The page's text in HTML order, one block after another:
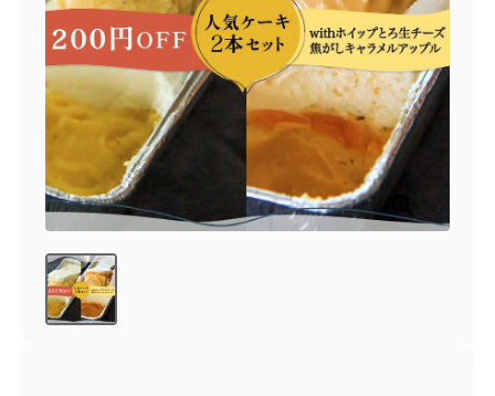
とろ生ガトーショコラ
とろ生 まとめ買いお得
セット
お中元
紅茶toroaTea
とろ生チーズケーキ
濃抹茶とろ生ガトーシ
ョコラ
とろ生シュー
クッキー缶
お誕生日セット